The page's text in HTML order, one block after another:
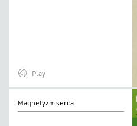
Play
serca
Magnetyzm serca